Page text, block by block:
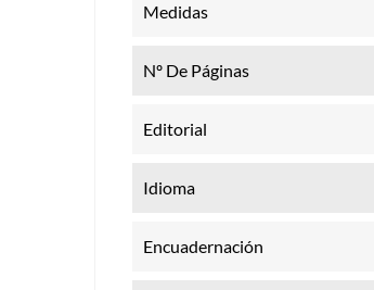
Medidas
Nº De Páginas
Editorial
Idioma
Encuadernación